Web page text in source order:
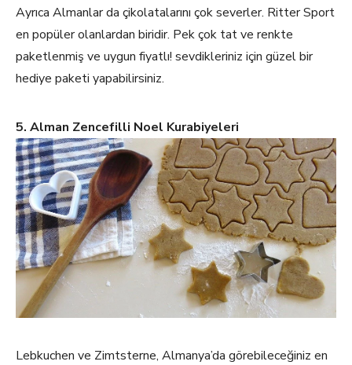
Ayrıca Almanlar da çikolatalarını çok severler. Ritter Sport
en popüler olanlardan biridir. Pek çok tat ve renkte
paketlenmiş ve uygun fiyatlı! sevdikleriniz için güzel bir
hediye paketi yapabilirsiniz.
5. Alman Zencefilli Noel Kurabiyeleri
Lebkuchen ve Zimtsterne, Almanya’da görebileceğiniz en